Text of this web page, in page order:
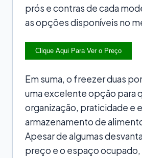
prós e contras de cada
as opções disponíveis no
Clique Aqui Para Ver o Preço
Em suma, o freezer duas
uma excelente opção para
organização, praticidade e
armazenamento de
Apesar de algumas
preço e o espaço